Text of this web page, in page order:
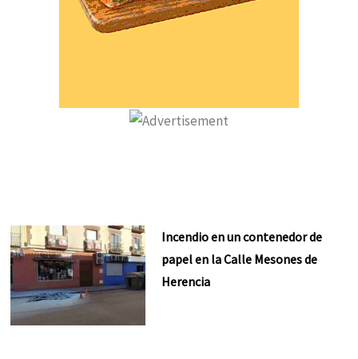
Incendio en un contenedor de
papel en la Calle Mesones de
Herencia